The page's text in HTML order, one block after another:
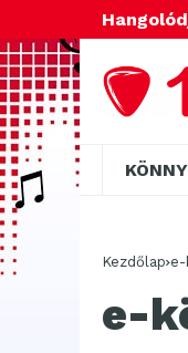
Kezdőlap
e-